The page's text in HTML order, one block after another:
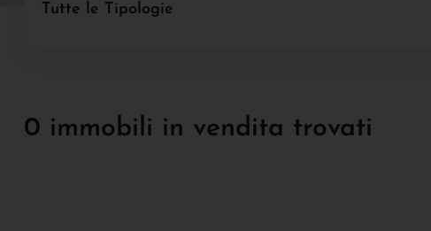
Tutte le Tipologie
0 immobili in vendita trovati